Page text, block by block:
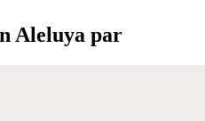
Aleluya par